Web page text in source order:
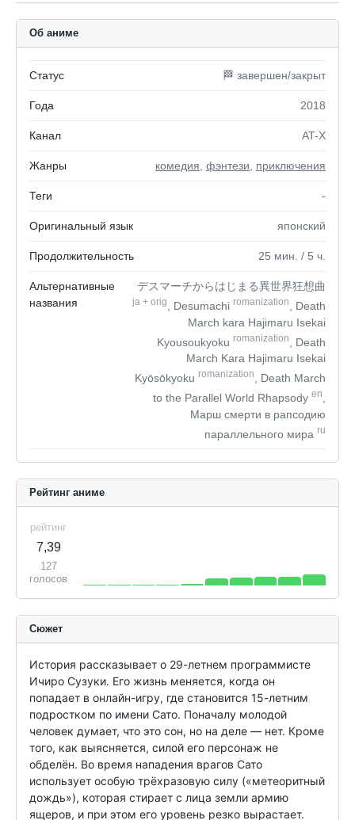
Об аниме
Статус 🏁 завершен/закрыт
Года 2018
Канал AT-X
Жанры комедия фэнтези приключения
Теги -
Оригинальный язык японский
Продолжительность 25 мин. / 5 ч.
Альтернативные
названия
デスマーチからはじまる異世界狂想曲
ja + orig , Desumachi romanization
, Death
March kara Hajimaru Isekai
Kyousoukyoku romanization
, Death
March Kara Hajimaru Isekai
Kyōsōkyoku romanization
, Death March
to the Parallel World Rhapsody en
Марш смерти в рапсодию
параллельного мирa ru
Рейтинг аниме
рейтинг
7,39
127
голосов
Сюжет
История рассказывает о 29-летнем программисте
Ичиро Сузуки. Его жизнь меняется, когда он
попадает в онлайн-игру, где становится 15-летним
подростком по имени Сато. Поначалу молодой
человек думает, что это сон, но на деле — нет. Кроме
того, как выясняется, силой его персонаж не
обделён. Во время нападения врагов Сато
использует особую трёхразовую силу («метеоритный
дождь»), которая стирает с лица земли армию
ящеров, и при этом его уровень резко вырастает.